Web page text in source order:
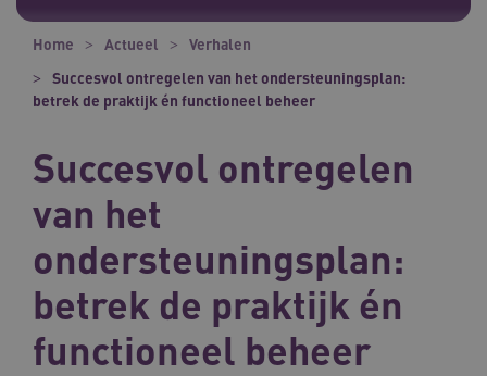
Home Actueel
Verhalen
Succesvol ontregelen van het ondersteuningsplan:
betrek de praktijk én functioneel beheer
Succesvol ontregelen
van het
ondersteuningsplan:
betrek de praktijk én
functioneel beheer